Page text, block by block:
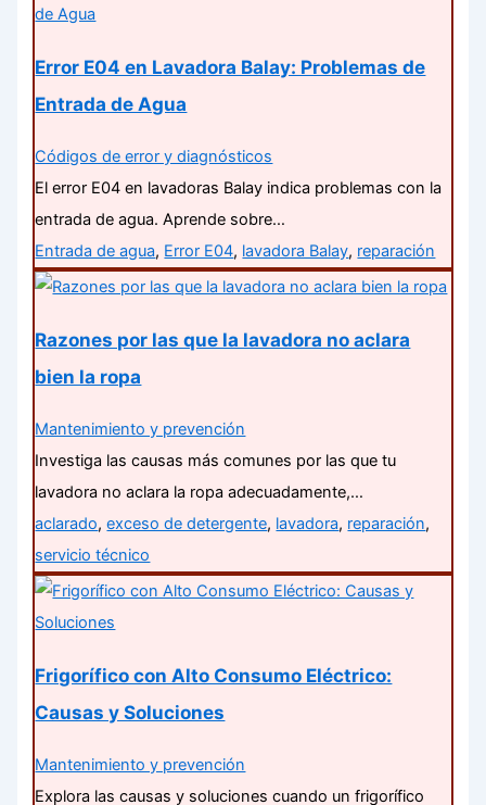
Error E04 en Lavadora Balay: Problemas de
Entrada de Agua
Códigos de error y diagnósticos
El error E04 en lavadoras Balay indica problemas con la
entrada de agua. Aprende sobre…
Entrada de agua, Error E04, lavadora Balay, reparación
Razones por las que la lavadora no aclara
bien la ropa
Mantenimiento y prevención
Investiga las causas más comunes por las que tu
lavadora no aclara la ropa adecuadamente,…
aclarado,exceso de detergente, lavadora, reparación,
servicio técnico
Frigorífico con Alto Consumo Eléctrico:
Causas y Soluciones
Mantenimiento y prevención
Explora las causas y soluciones cuando un frigorífico